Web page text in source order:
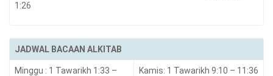
1:26
JADWAL BACAAN ALKITAB
Minggu : 1 Tawarikh 1:33 –
Kamis: 1 Tawarikh 9:10 – 11:36